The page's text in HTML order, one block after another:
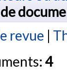
revue |
4